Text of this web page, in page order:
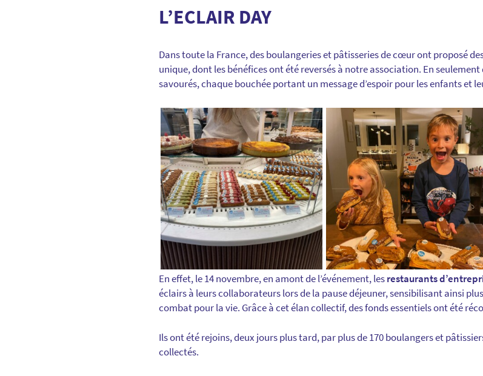
L’ECLAIR DAY
Dans toute la France, des boulangeries et pâtisseries de cœur ont proposé
unique, dont les bénéfices ont été reversés à notre association. En seulement
savourés, chaque bouchée portant un message d’espoir pour les enfants et
En effet, le 14 novembre, en amont de l’événement, lesrestaurants
éclairs à leurs collaborateurs lors de la pause déjeuner, sensibilisant ainsi
combat pour la vie. Grâce à cet élan collectif, des fonds essentiels ont été
Ils ont été rejoins, deux jours plus tard, par plus de 170 boulangers et
collectés.